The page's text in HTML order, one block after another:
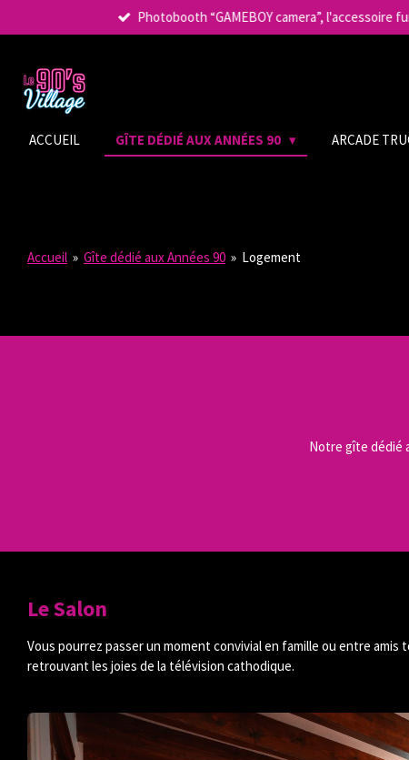
au
principal
Photobooth “GAMEBOY camera”,
ACCUEIL GÎTE DÉDIÉ AUX ANNÉES 90 ARCADE
Accueil » Gîte dédié aux Années 90 » Logement
Notre gîte dédié
Le Salon
Vous pourrez passer un moment convivial en famille ou entre
retrouvant les joies de la télévision cathodique.